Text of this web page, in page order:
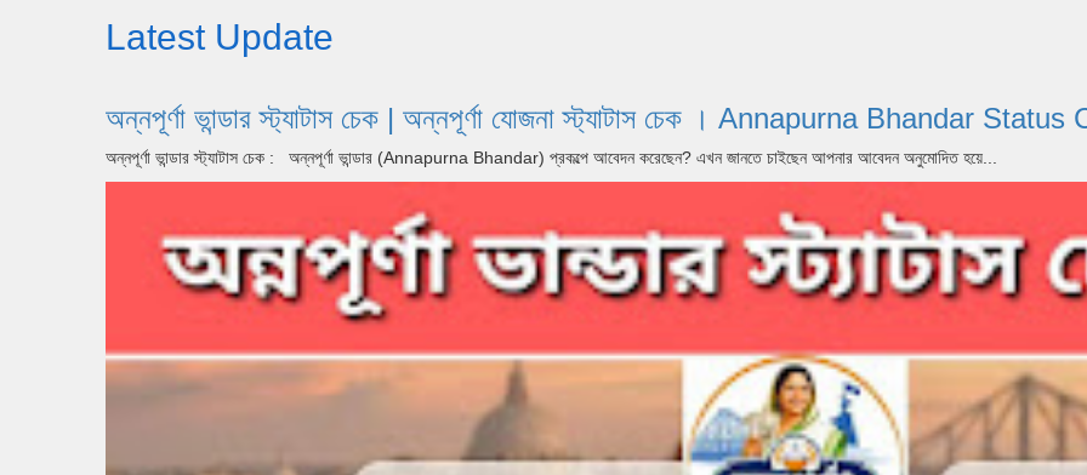
Latest Update
অন্নপূর্ণা ভান্ডার স্ট্যাটাস চেক | অন্নপূর্ণা যোজনা স্ট্যাটাস চেক । Annapurna Bhandar
অন্নপূর্ণা ভান্ডার স্ট্যাটাস চেক : অন্নপূর্ণা ভান্ডার (Annapurna Bhandar) প্রকল্পে আবেদন করেছেন? এখন জানতে চাইছেন আপনার আবেদন অনুমোদিত হয়ে...